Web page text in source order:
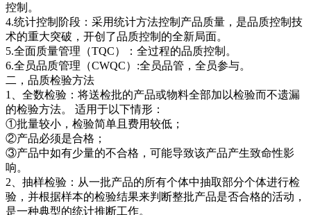
控制。
4.统计控制阶段：采用统计方法控制产品质量，是品质控制技
术的重大突破，开创了品质控制的全新局面。
5.全面质量管理（TQC）：全过程的品质控制。
6.全员品质管理（CWQC）:全员品管，全员参与。
二，品质检验方法
1、全数检验：将送检批的产品或物料全部加以检验而不遗漏
的检验方法。 适用于以下情形：
①批量较小，检验简单且费用较低；
②产品必须是合格；
③产品中如有少量的不合格，可能导致该产品产生致命性影
响。
2、抽样检验：从一批产品的所有个体中抽取部分个体进行检
验，并根据样本的检验结果来判断整批产品是否合格的活动，
是一种典型的统计推断工作。